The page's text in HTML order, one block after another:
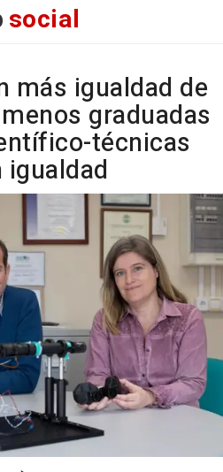
social
más igualdad de
graduadas
técnicas